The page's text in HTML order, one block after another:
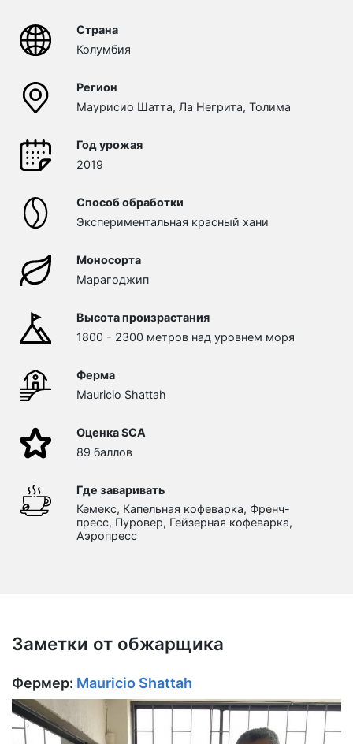
Страна
Колумбия
Регион
Маурисио Шатта, Ла Негрита, Толима
Год урожая
2019
Способ обработки
Экспериментальная красный хани
Моносорта
Марагоджип
Высота произрастания
1800 - 2300 метров над уровнем моря
Ферма
Mauricio Shattah
Оценка SCA
89 баллов
Где заваривать
Кемекс, Капельная кофеварка, Френч-
пресс, Пуровер, Гейзерная кофеварка,
Аэропресс
Заметки от обжарщика
Фермер: Mauricio Shattah